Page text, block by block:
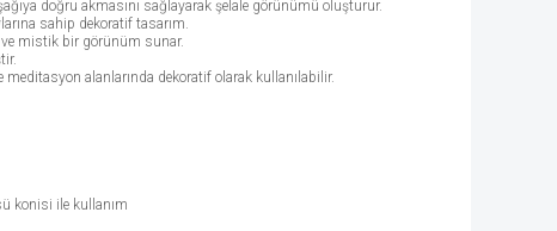
doğru akmasını sağlayarak şelale görünümü oluşturur.
sahip dekoratif tasarım.
mistik bir görünüm sunar.
meditasyon alanlarında dekoratif olarak kullanılabilir.
konisi ile kullanım